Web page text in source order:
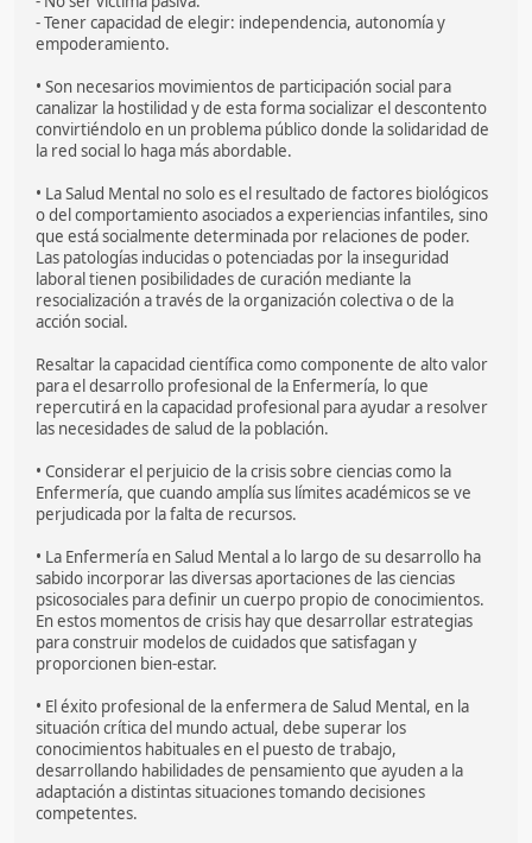
- Tener capacidad de elegir: independencia, autonomía y
empoderamiento.
• Son necesarios movimientos de participación social para
canalizar la hostilidad y de esta forma socializar el descontento
convirtiéndolo en un problema público donde la solidaridad de
la red social lo haga más abordable.
• La Salud Mental no solo es el resultado de factores biológicos
o del comportamiento asociados a experiencias infantiles, sino
que está socialmente determinada por relaciones de poder.
Las patologías inducidas o potenciadas por la inseguridad
laboral tienen posibilidades de curación mediante la
resocialización a través de la organización colectiva o de la
acción social.
Resaltar la capacidad científica como componente de alto valor
para el desarrollo profesional de la Enfermería, lo que
repercutirá en la capacidad profesional para ayudar a resolver
las necesidades de salud de la población.
• Considerar el perjuicio de la crisis sobre ciencias como la
Enfermería, que cuando amplía sus límites académicos se ve
perjudicada por la falta de recursos.
• La Enfermería en Salud Mental a lo largo de su desarrollo ha
sabido incorporar las diversas aportaciones de las ciencias
psicosociales para definir un cuerpo propio de conocimientos.
En estos momentos de crisis hay que desarrollar estrategias
para construir modelos de cuidados que satisfagan y
proporcionen bien-estar.
• El éxito profesional de la enfermera de Salud Mental, en la
situación crítica del mundo actual, debe superar los
conocimientos habituales en el puesto de trabajo,
desarrollando habilidades de pensamiento que ayuden a la
adaptación a distintas situaciones tomando decisiones
competentes.